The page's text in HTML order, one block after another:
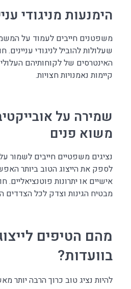
הימנעות מניגודי
משפטנים חייבים לעמוד על
שעלולות להוביל לניגודי
האינטרסים של לקוחותיהם
קיימות נאמנויות חצויות.
שמירה על
משוא פנים
נציגים משפטיים חייבים לשמור
לספק את הייצוג הטוב ביותר
אישיים או יתרונות פוטנציאליים.
מבטיח הגינות וצדק לכל הצדדים
מהם הטיפים
בוועדות?
להיות נציג טוב כרוך הרבה יותר